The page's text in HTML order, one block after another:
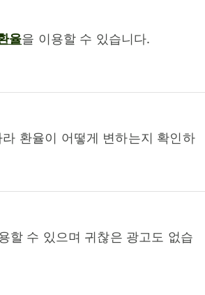
율을 이용할 수 있습니다.
환율이 어떻게 변하는지 확인하
할 수 있으며 귀찮은 광고도 없습